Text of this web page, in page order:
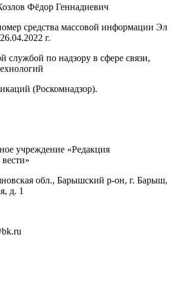
Фёдор Геннадиевич
средства массовой информации Эл
г.
службой по надзору в сфере связи,
(Роскомнадзор).
учреждение «Редакция
обл., Барышский р-он, г. Барыш,
д. 1